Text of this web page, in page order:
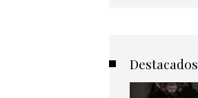
Destacados